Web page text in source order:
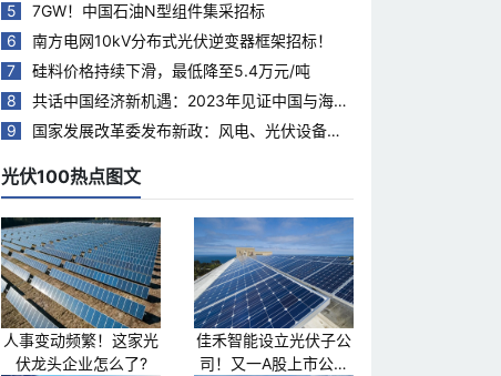
源工作重点
5
7GW！中国石油N型组件集采招标
6
南方电网10kV分布式光伏逆变器框架招标！
7
硅料价格持续下滑，最低降至5.4万元/吨
8
共话中国经济新机遇：2023年见证中国与海合
会国家合作热度持续升温
9
国家发展改革委发布新政：风电、光伏设备回
光伏100热点图文
人事变动频繁！这家光
伏龙头企业怎么了?
佳禾智能设立光伏子公
司！又一A股上市公司